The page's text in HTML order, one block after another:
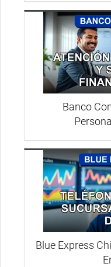
Banco
Blue Express